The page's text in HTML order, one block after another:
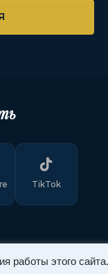
работы этого сайта.
TikTok